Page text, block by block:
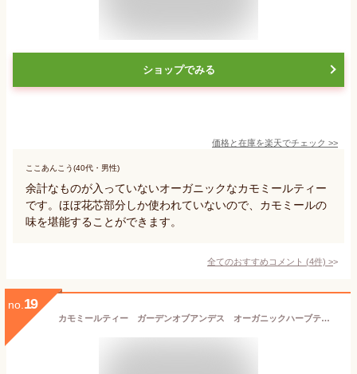
ショップでみる
価格と在庫を楽天でチェック >>
ここあんこう(40代・男性)
余計なものが入っていないオーガニックなカモミールティー
です。ほぼ花芯部分しか使われていないので、カモミールの
味を堪能することができます。
全てのおすすめコメント (4件) >
no. 19
カモミールティー ガーデンオブアンデス オーガニックハーブティー 20TB×4箱セット